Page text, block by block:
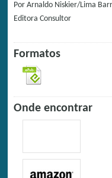
Por Arnaldo Niskier/Lima
Editora Consultor
Formatos
Onde encontrar